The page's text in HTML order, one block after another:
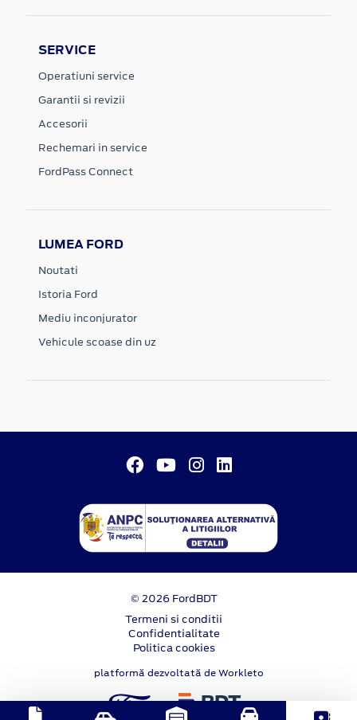
SERVICE
Operatiuni service
Garantii si revizii
Accesorii
Rechemari in service
FordPass Connect
LUMEA FORD
Noutati
Istoria Ford
Mediu inconjurator
Vehicule scoase din uz
© 2026 FordBDT
Termeni si conditii
Confidentialitate
Politica cookies
platformă dezvoltată de Workleto